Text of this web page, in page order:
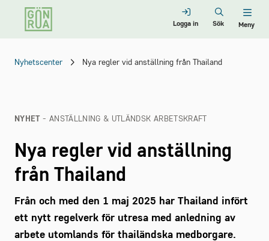
Logga in Sök Meny
Nyhetscenter Nya regler vid anställning från Thailand
NYHET - ANSTÄLLNING & UTLÄNDSK ARBETSKRAFT
Nya regler vid anställning
från Thailand
Från och med den 1 maj 2025 har Thailand infört
ett nytt regelverk för utresa med anledning av
arbete utomlands för thailändska medborgare.